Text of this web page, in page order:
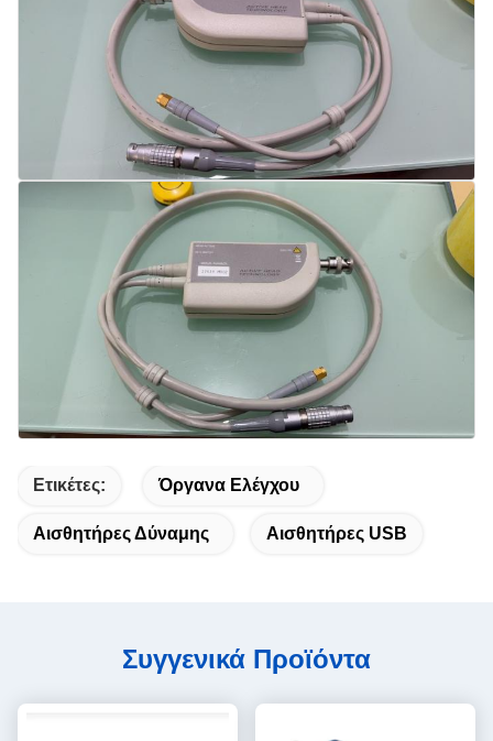
Ετικέτες: Όργανα Ελέγχου
Αισθητήρες Δύναμης Αισθητήρες USB
Συγγενικά Προϊόντα